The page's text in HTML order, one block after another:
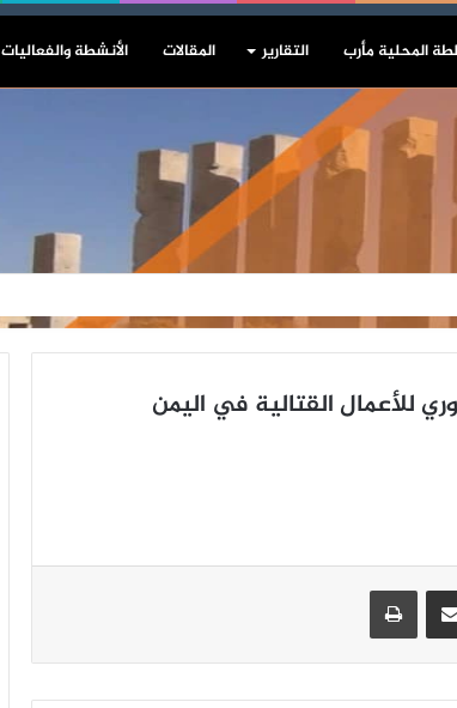
المحلية مأرب التقارير المقالات الأنشطة والفعاليات
للأعمال القتالية في اليمن
مشاركة عبر البريد طباعة